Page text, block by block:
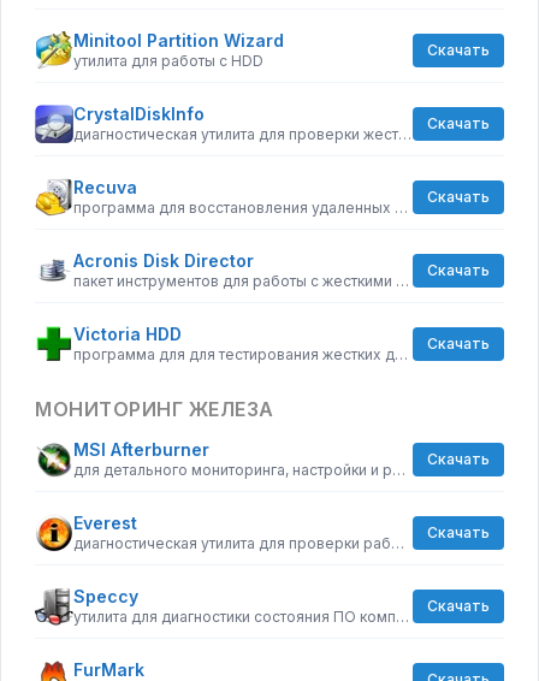
Minitool Partition Wizard
утилита для работы с HDD
Скачать
CrystalDiskInfo
диагностическая утилита для проверки жестких дисков
Скачать
Recuva
программа для восстановления удаленных файлов
Скачать
Acronis Disk Director
пакет инструментов для работы с жесткими дисками компьютера
Скачать
Victoria HDD
программа для для тестирования жестких дисков
Скачать
МОНИТОРИНГ ЖЕЛЕЗА
MSI Afterburner
для детального мониторинга, настройки и разгона видеокарты
Скачать
Everest
диагностическая утилита для проверки работоспособности компьютера
Скачать
Speccy
утилита для диагностики состояния ПО компьютера
Скачать
FurMark